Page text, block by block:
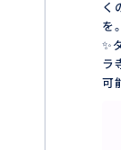
❖ 所要時間：
❖ 含まれるも
ンダン（帯）
ライバー、専
く
を。
✨
ラ
可